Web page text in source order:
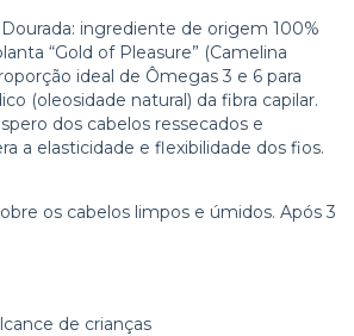
ingrediente de origem 100%
“Gold of Pleasure” (Camelina
ideal de Ômegas 3 e 6 para
(oleosidade natural) da fibra capilar.
dos cabelos ressecados e
a elasticidade e flexibilidade dos fios.
os cabelos limpos e úmidos. Após 3
de crianças